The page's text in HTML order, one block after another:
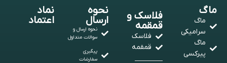
ماگ
ماگ
سرامیکی
ماگ
پیرکسی
فلاسک و
قمقمه
فلاسک
قمقمه
نحوه
ارسال
نحوه ارسال و
سوالات متداول
پیگیری
سفارشات
نماد
اعتماد